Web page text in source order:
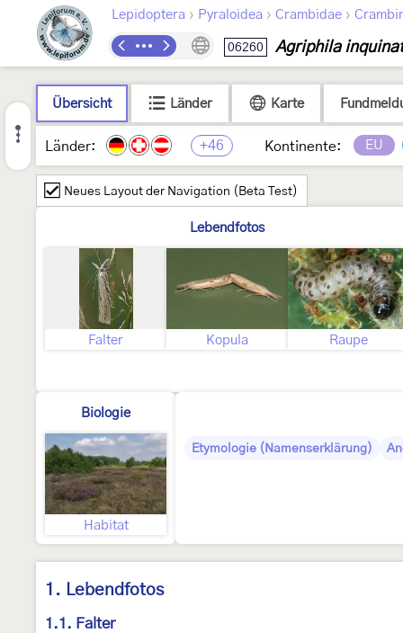
Lepidoptera › Pyraloidea › Crambidae ›
06260 Agriphila
Übersicht Länder Karte
Länder: +46 Kontinente: EU
Neues Layout der Navigation (Beta Test)
Lebendfotos
Falter Kopula Raupe
Biologie
Habitat
Etymologie (Namenserklärung)
1. Lebendfotos
1.1. Falter